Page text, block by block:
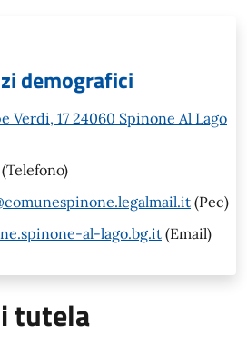
demografici
Verdi, 17 24060 Spinone Al Lago
(Telefono)
(Pec)
al-lago.bg.it(Email)
tutela